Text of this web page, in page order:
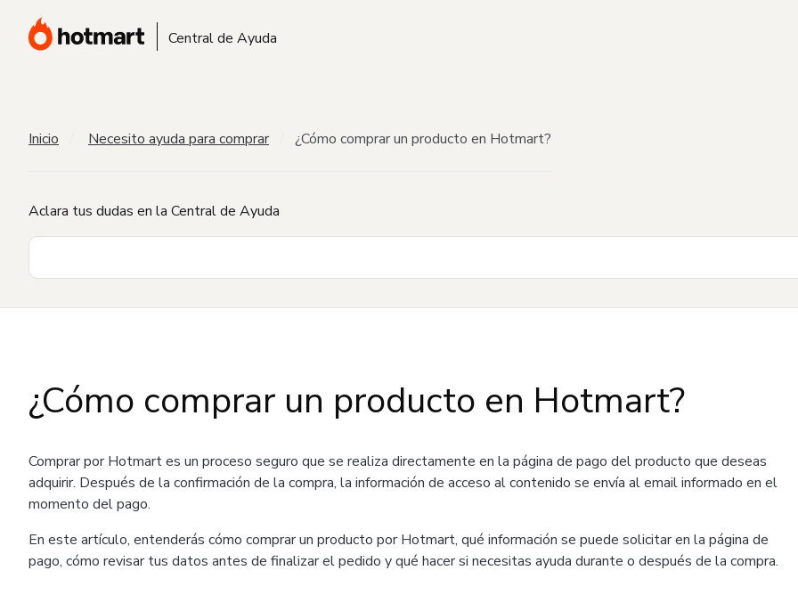
Central de Ayuda
Inicio Necesito ayuda para comprar ¿Cómo comprar un producto en Hotmart?
Aclara tus dudas en la Central de Ayuda
¿Cómo comprar un producto en Hotmart?
Comprar por Hotmart es un proceso seguro que se realiza directamente en la página de pago del producto que deseas
adquirir. Después de la confirmación de la compra, la información de acceso al contenido se envía al email informado en el
momento del pago.
En este artículo, entenderás cómo comprar un producto por Hotmart, qué información se puede solicitar en la página de
pago, cómo revisar tus datos antes de finalizar el pedido y qué hacer si necesitas ayuda durante o después de la compra.